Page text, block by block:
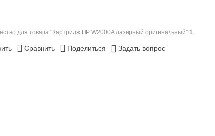
для товара "Картридж HP W2000A лазерный оригинальный" 1.
Сравнить Поделиться Задать вопрос